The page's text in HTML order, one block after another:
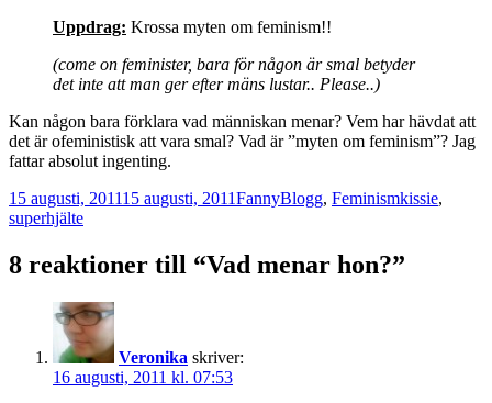
Uppdrag: Krossa myten om feminism!!
(come on feminister, bara för någon är smal betyder
det inte att man ger efter mäns lustar.. Please..)
Kan någon bara förklara vad människan menar? Vem har hävdat att
det är ofeministisk att vara smal? Vad är ”myten om feminism”? Jag
fattar absolut ingenting.
Postat
15 augusti, 201115 augusti, 2011Författare
FannyKategorier
Blogg, FeminismTaggar
kissie,
superhjälte
8 reaktioner till “Vad menar hon?”
Veronika skriver:
16 augusti, 2011 kl. 07:53